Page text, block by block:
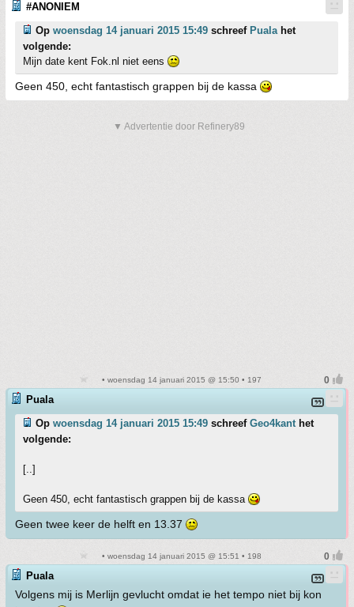
#ANONIEM
Op woensdag 14 januari 2015 15:49 schreef Pualahet
volgende:
Mijn date kent Fok.nl niet eens
Geen 450, echt fantastisch grappen bij de kassa
▼ Advertentie door Refinery89
• woensdag 14 januari 2015 @ 15:50 • 197
Puala
Op woensdag 14 januari 2015 15:49 schreef Geo4kanthet
volgende:
[..]
Geen 450, echt fantastisch grappen bij de kassa
Geen twee keer de helft en 13.37
• woensdag 14 januari 2015 @ 15:51 • 198
Puala
Volgens mij is Merlijn gevlucht omdat ie het tempo niet bij kon